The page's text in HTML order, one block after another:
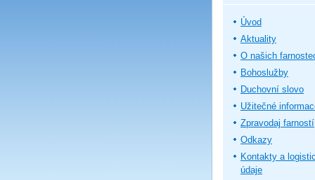
Úvod
Aktuality
O našich
Bohoslužby
Duchovní slovo
Užitečné
Zpravodaj farností
Odkazy
Kontakty a
údaje